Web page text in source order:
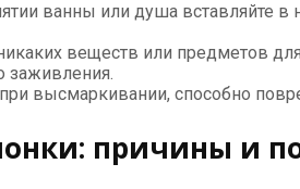
ванны или душа вставляйте
веществ или предметов
заживления.
высмаркивании, способно
причины и